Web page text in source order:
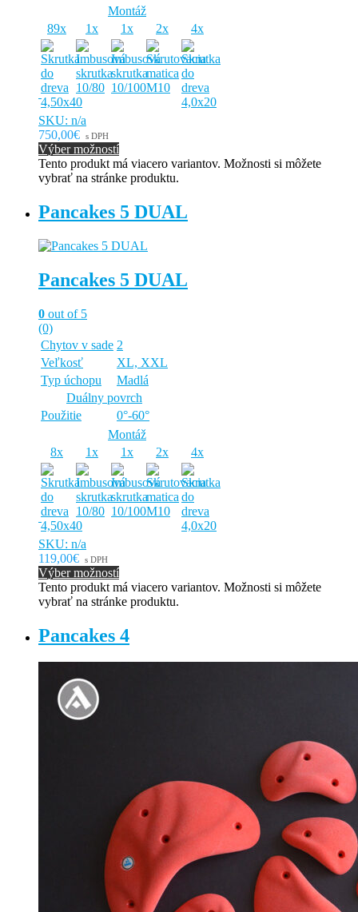
Montáž
89x
1x 1x 2x 4x
SKU: n/a
750,00€ s DPH
Výber možností
Tento produkt má viacero variantov. Možnosti si môžete
vybrať na stránke produktu.
Pancakes 5 DUAL
Pancakes 5 DUAL
0 out of 5
(0)
Chytov v sade 2
Veľkosť
XL, XXL
Typ úchopu
Madlá
Duálny povrch
Použitie
0°-60°
Montáž
8x
1x 1x 2x 4x
SKU: n/a
119,00€ s DPH
Výber možností
Tento produkt má viacero variantov. Možnosti si môžete
vybrať na stránke produktu.
Pancakes 4